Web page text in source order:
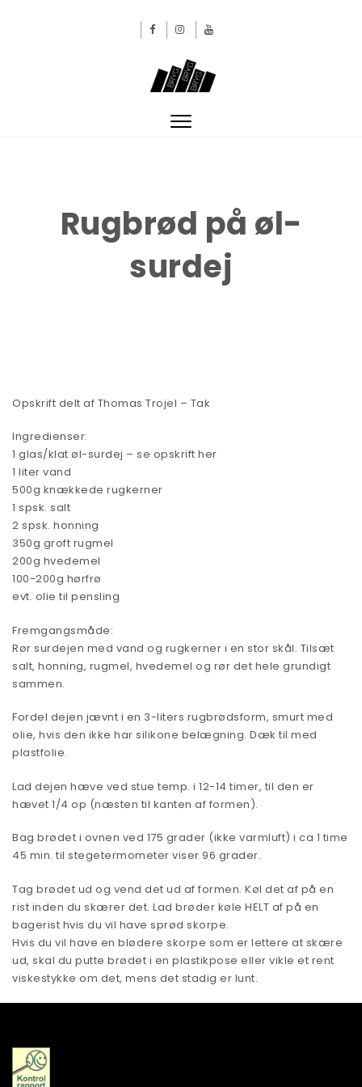
Toggle
Rugbrød på øl-
surdej
Opskrift delt af Thomas Trojel – Tak
Ingredienser:
1 glas/klat øl-surdej – se opskrift her
1 liter vand
500g knækkede rugkerner
1 spsk. salt
2 spsk. honning
350g groft rugmel
200g hvedemel
100-200g hørfrø
evt. olie til pensling
Fremgangsmåde:
Rør surdejen med vand og rugkerner i en stor skål. Tilsæt
salt, honning, rugmel, hvedemel og rør det hele grundigt
sammen.
Fordel dejen jævnt i en 3-liters rugbrødsform, smurt med
olie, hvis den ikke har silikone belægning. Dæk til med
plastfolie.
Lad dejen hæve ved stue temp. i 12-14 timer, til den er
hævet 1/4 op (næsten til kanten af formen).
Bag brødet i ovnen ved 175 grader (ikke varmluft) i ca 1 time
45 min. til stegetermometer viser 96 grader.
Tag brødet ud og vend det ud af formen. Køl det af på en
rist inden du skærer det. Lad brøder køle HELT af på en
bagerist hvis du vil have sprød skorpe.
Hvis du vil have en blødere skorpe som er lettere at skære
ud, skal du putte brødet i en plastikpose eller vikle et rent
viskestykke om det, mens det stadig er lunt.